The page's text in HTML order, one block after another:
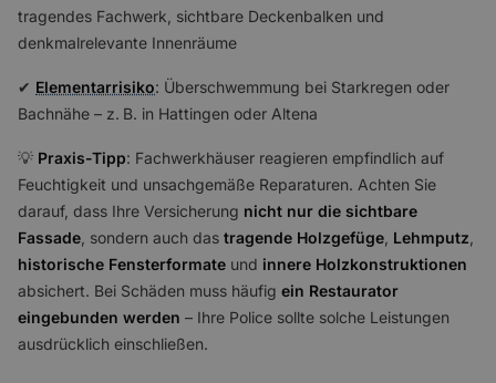
tragendes Fachwerk, sichtbare Deckenbalken und
denkmalrelevante Innenräume
✔ Elementarrisiko: Überschwemmung bei Starkregen oder
Bachnähe – z. B. in Hattingen oder Altena
💡 Praxis-Tipp: Fachwerkhäuser reagieren empfindlich auf
Feuchtigkeit und unsachgemäße Reparaturen. Achten Sie
darauf, dass Ihre Versicherung nicht nur die sichtbare
Fassade , sondern auch das tragende Holzgefüge Lehmputz
historische Fensterformate und innere Holzkonstruktionen
absichert. Bei Schäden muss häufig ein Restaurator
eingebunden werden – Ihre Police sollte solche Leistungen
ausdrücklich einschließen.